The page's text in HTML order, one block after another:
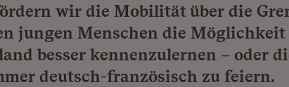
wir die Mobilität über die
jungen Menschen die Möglichkeit
besser kennenzulernen – oder
deutsch-französisch zu feiern.